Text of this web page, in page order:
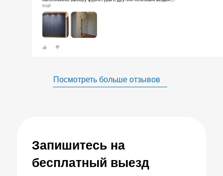
Посмотреть больше отзывов
Запишитесь на
бесплатный выезд